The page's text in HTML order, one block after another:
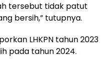
tersebut tidak patut
bersih,” tutupnya.
LHKPN tahun 2023
pada tahun 2024.